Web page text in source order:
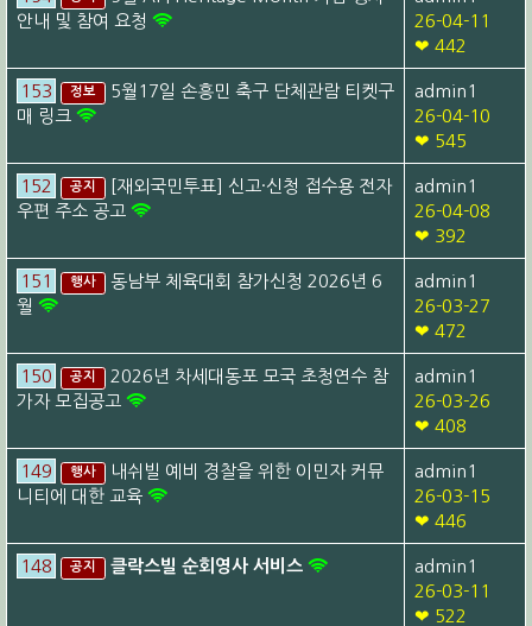
안내 및 참여 요청
26-04-11
❤ 442
153 정보
5월17일 손흥민 축구 단체관람 티켓구
매 링크
admin1
26-04-10
❤ 545
152 공지
[재외국민투표] 신고·신청 접수용 전자
우편 주소 공고
admin1
26-04-08
❤ 392
151 행사
동남부 체육대회 참가신청 2026년 6
월
admin1
26-03-27
❤ 472
150 공지
2026년 차세대동포 모국 초청연수 참
가자 모집공고
admin1
26-03-26
❤ 408
149 행사
내쉬빌 예비 경찰을 위한 이민자 커뮤
니티에 대한 교육
admin1
26-03-15
❤ 446
148 공지 클락스빌 순회영사 서비스
admin1
26-03-11
❤ 522